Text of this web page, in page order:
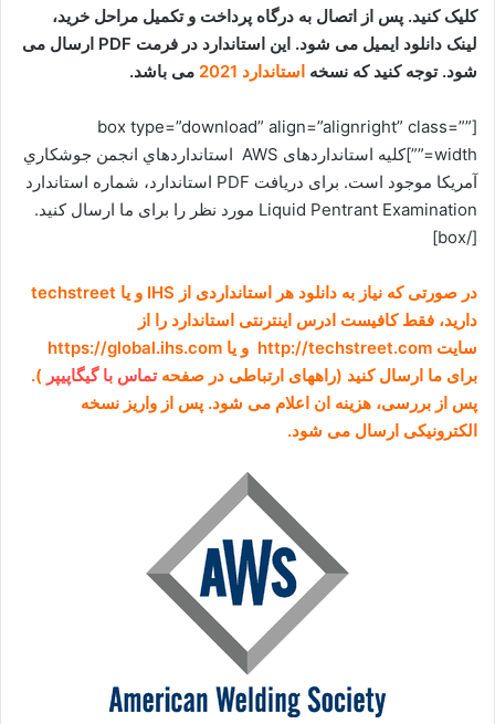
کلیک کنید. پس از اتصال به درگاه پرداخت و تکمیل مراحل خرید،
لینک دانلود ایمیل می شود. این استاندارد در فرمت PDF ارسال می
شود. توجه کنید که نسخه استاندارد 2021 می باشد.
[box type=”download” align=”alignright” class=””
width=””]کلیه استانداردهای AWS استانداردهاي انجمن جوشکاري
آمريکا موجود است. برای دریافت PDF استاندارد، شماره استاندارد
Liquid Pentrant Examination مورد نظر را برای ما ارسال کنید.
[/box]
در صورتی که نیاز به دانلود هر استانداردی از IHS و یا techstreet
دارید، فقط کافیست ادرس اینترنتی استاندارد را از
سایت http://techstreet.com و یا https://global.ihs.com
برای ما ارسال کنید (راههای ارتباطی در صفحهتماس با گیگاپیپر ).
پس از بررسی، هزینه ان اعلام می شود. پس از واریز نسخه
الکترونیکی ارسال می شود.